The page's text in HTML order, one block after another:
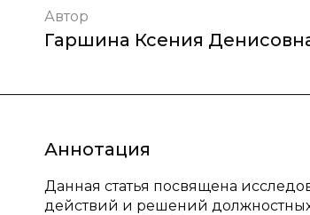
Автор
Гаршина Ксения
Аннотация
Данная статья посвящена
действий и решений